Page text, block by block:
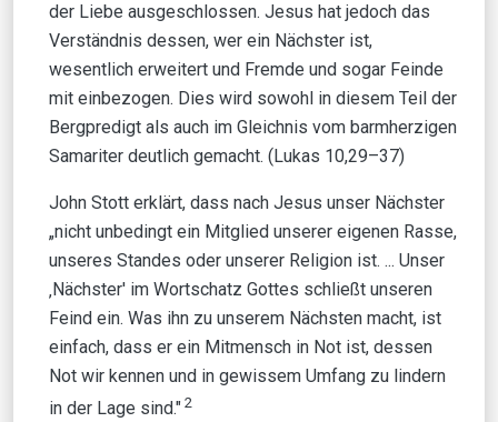
der Liebe ausgeschlossen. Jesus hat jedoch das
Verständnis dessen, wer ein Nächster ist,
wesentlich erweitert und Fremde und sogar Feinde
mit einbezogen. Dies wird sowohl in diesem Teil der
Bergpredigt als auch im Gleichnis vom barmherzigen
Samariter deutlich gemacht. (Lukas 10,29–37)
John Stott erklärt, dass nach Jesus unser Nächster
„nicht unbedingt ein Mitglied unserer eigenen Rasse,
unseres Standes oder unserer Religion ist. ... Unser
‚Nächster' im Wortschatz Gottes schließt unseren
Feind ein. Was ihn zu unserem Nächsten macht, ist
einfach, dass er ein Mitmensch in Not ist, dessen
Not wir kennen und in gewissem Umfang zu lindern
in der Lage sind." 2